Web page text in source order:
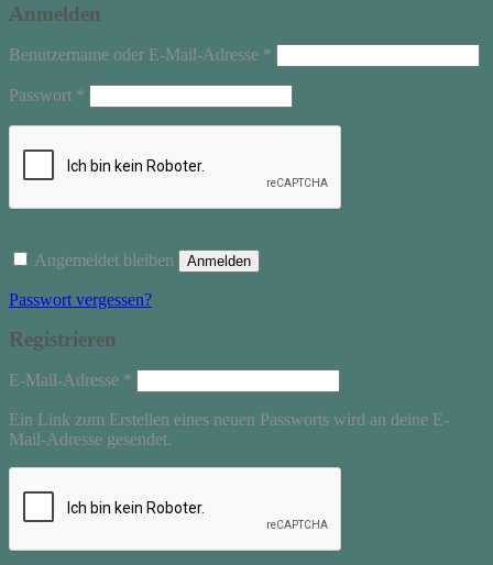
Anmelden
Benutzername oder E-Mail-Adresse *
Passwort *
Angemeldet bleiben Anmelden
Passwort vergessen?
Registrieren
E-Mail-Adresse *
Ein Link zum Erstellen eines neuen Passworts wird an deine E-
Mail-Adresse gesendet.